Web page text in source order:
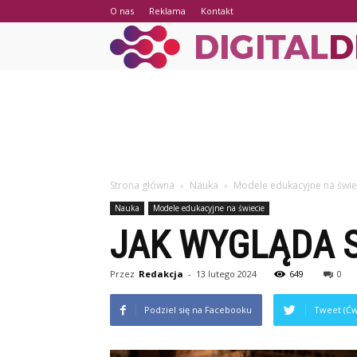
O nas Reklama Kontakt
Strona główna Nauka Modele edukacyjne na
Nauka Modele edukacyjne na świecie
JAK WYGLĄDA
Przez Redakcja - 13 lutego 2024 649 0
Podziel się na Facebooku Tweet